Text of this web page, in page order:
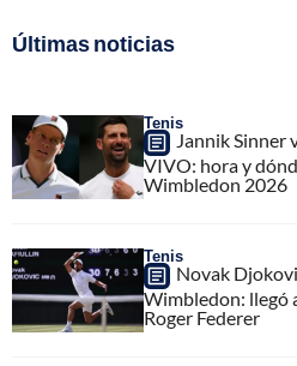
Últimas noticias
Tenis
Jannik Sinner
VIVO: hora y
Wimbledon 2026
Tenis
Novak
Wimbledon: llegó
Roger Federer